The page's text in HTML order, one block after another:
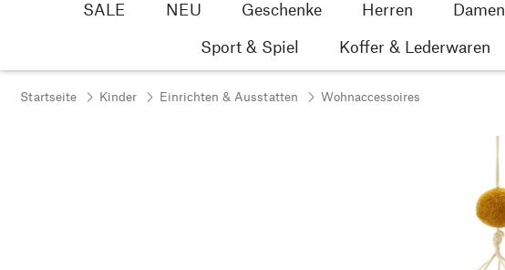
SALE NEU Geschenke Herren Damen
Sport & Spiel
Koffer & Lederwaren
Startseite Kinder Einrichten & Ausstatten Wohnaccessoires